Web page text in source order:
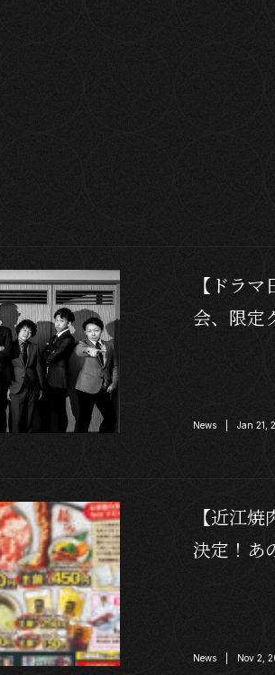
【ドラ
会、限定
News | Jan 21,
【近江
決定！あ
News | Nov 2,